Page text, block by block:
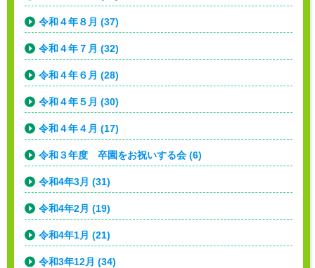
令和４年８月 (37)
令和４年７月 (32)
令和４年６月 (28)
令和４年５月 (30)
令和４年４月 (17)
令和３年度 卒園をお祝いする会 (6)
令和4年3月 (31)
令和4年2月 (19)
令和4年1月 (21)
令和3年12月 (34)